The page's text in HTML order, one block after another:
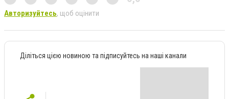
Авторизуйтесь, щоб оцінити
Діліться цією новиною та підписуйтесь на наші канали